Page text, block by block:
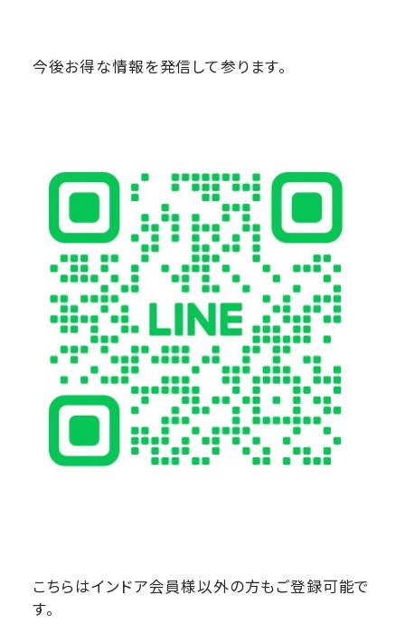
今後お得な情報を発信して参ります。
こちらはインドア会員様以外の方もご登録可能で
す。